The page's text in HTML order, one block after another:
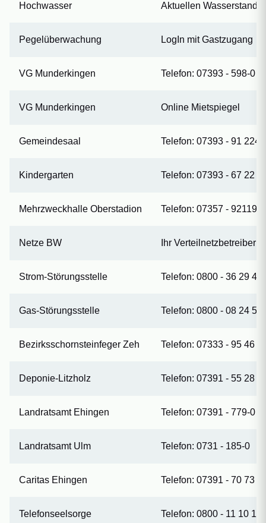
Hochwasser Aktuellen Wasserstand
Pegelüberwachung LogIn mit Gastzugang
VG Munderkingen Telefon: 07393 - 598-0
VG Munderkingen Online Mietspiegel
Gemeindesaal Telefon: 07393 - 91 224
Kindergarten Telefon: 07393 - 67 22
Mehrzweckhalle Oberstadion Telefon: 07357 - 921192
Netze BW Ihr Verteilnetzbetreiber
Strom-Störungsstelle Telefon: 0800 - 36 29
Gas-Störungsstelle Telefon: 0800 - 08 24
Bezirksschornsteinfeger Zeh Telefon: 07333 - 95 46
Deponie-Litzholz Telefon: 07391 - 55 28
Landratsamt Ehingen Telefon: 07391 - 779-0
Landratsamt Ulm Telefon: 0731 - 185-0
Caritas Ehingen Telefon: 07391 - 70 73
Telefonseelsorge Telefon: 0800 - 11 10 111